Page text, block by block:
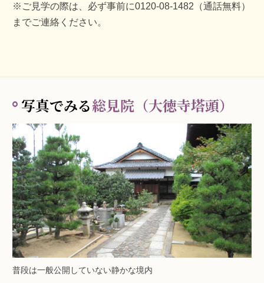
※ご見学の際は、必ず事前に0120-08-1482（通話無料）
までご連絡ください。
写真でみる総見院（大徳寺塔頭）
普段は一般公開していない静かな境内